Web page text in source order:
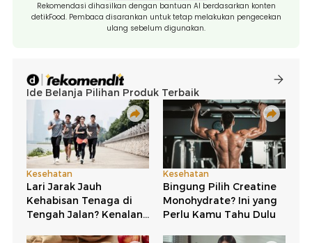
Rekomendasi dihasilkan dengan bantuan AI berdasarkan konten
detikFood. Pembaca disarankan untuk tetap melakukan pengecekan
ulang sebelum digunakan.